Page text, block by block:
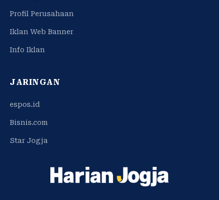
Profil Perusahaan
Iklan Web Banner
Info Iklan
JARINGAN
espos.id
Bisnis.com
Star Jogja